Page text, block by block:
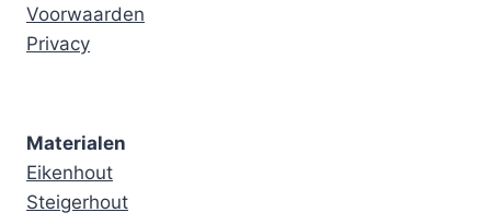
Voorwaarden
Privacy
Materialen
Eikenhout
Steigerhout